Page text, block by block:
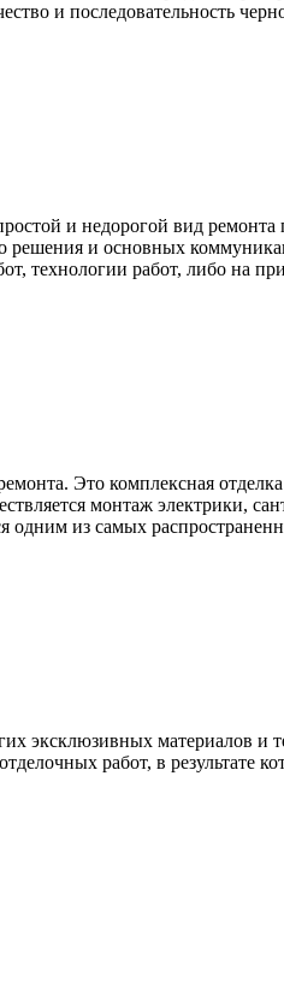
и последовательность
и недорогой вид
и основных
технологии работ, либо на
Это комплексная
монтаж электрики,
одним из самых
эксклюзивных материалов
работ, в результате